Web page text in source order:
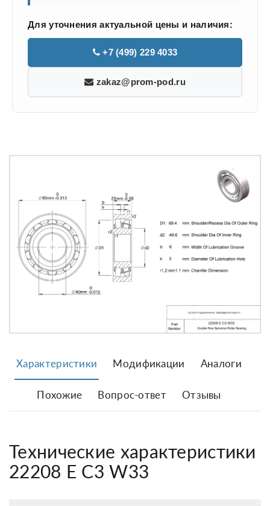
Для уточнения актуальной цены и наличия:
+7 (499) 229 4033
zakaz@prom-pod.ru
Характеристики Модификации Аналоги
Похожие Вопрос-ответ Отзывы
Технические характеристики
22208 E C3 W33